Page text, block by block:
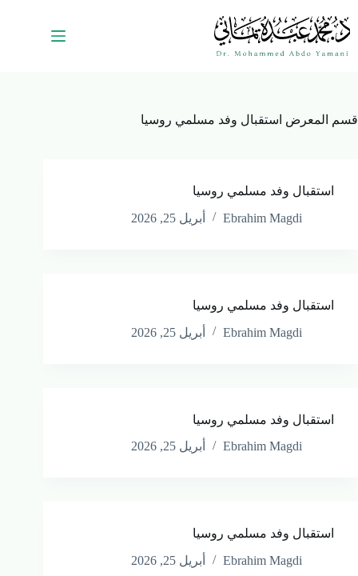
قسم المعرض استقبال وفد مسلمي روسيا
استقبال وفد مسلمي روسيا
Ebrahim Magdi
أبريل 25, 2026
استقبال وفد مسلمي روسيا
Ebrahim Magdi
أبريل 25, 2026
استقبال وفد مسلمي روسيا
Ebrahim Magdi
أبريل 25, 2026
استقبال وفد مسلمي روسيا
Ebrahim Magdi
أبريل 25, 2026